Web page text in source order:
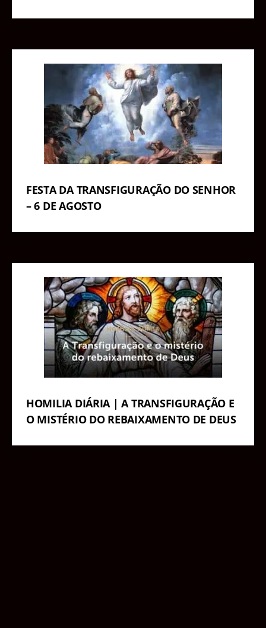
FESTA DA TRANSFIGURAÇÃO DO SENHOR
– 6 DE AGOSTO
HOMILIA DIÁRIA | A TRANSFIGURAÇÃO E
O MISTÉRIO DO REBAIXAMENTO DE DEUS